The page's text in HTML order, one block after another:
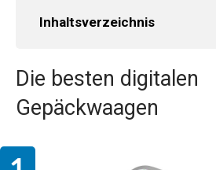
Inhaltsverzeichnis
Die besten digitalen
Gepäckwaagen